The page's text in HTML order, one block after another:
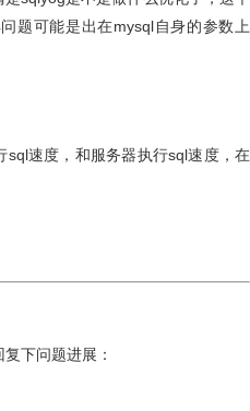
题可能是出在mysql自身的参数上
速度，和服务器执行sql速度，在
下问题进展：